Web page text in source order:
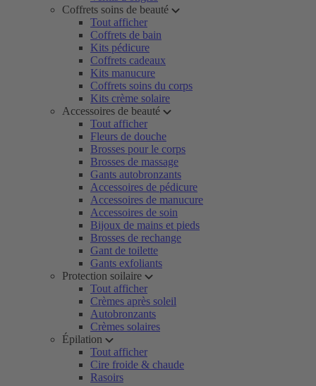
Coffrets soins de beauté
Tout afficher
Coffrets de bain
Kits pédicure
Coffrets cadeaux
Kits manucure
Coffrets soins du corps
Kits crème solaire
Accessoires de beauté
Tout afficher
Fleurs de douche
Brosses pour le corps
Brosses de massage
Gants autobronzants
Accessoires de pédicure
Accessoires de manucure
Accessoires de soin
Bijoux de mains et pieds
Brosses de rechange
Gant de toilette
Gants exfoliants
Protection soilaire
Tout afficher
Crèmes après soleil
Autobronzants
Crèmes solaires
Épilation
Tout afficher
Cire froide & chaude
Rasoirs